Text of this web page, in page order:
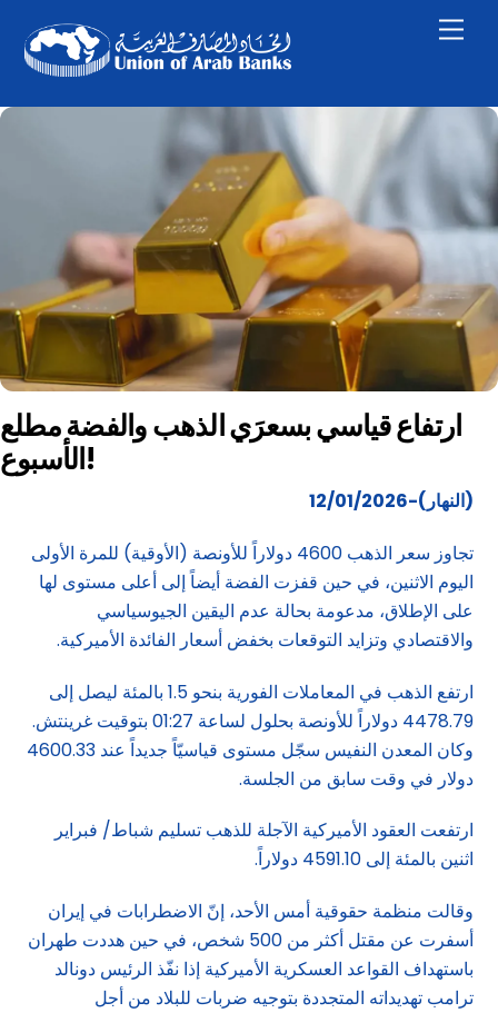
content
ارتفاع قياسي بسعرَي الذهب والفضة مطلع
الأسبوع!
(النهار)-12/01/2026
تجاوز سعر الذهب 4600 دولاراً للأونصة (الأوقية) للمرة الأولى
اليوم الاثنين، في حين قفزت الفضة أيضاً إلى أعلى مستوى لها
على الإطلاق، مدعومة بحالة عدم اليقين الجيوسياسي
والاقتصادي وتزايد التوقعات بخفض أسعار الفائدة الأميركية.
ارتفع الذهب في المعاملات الفورية بنحو 1.5 بالمئة ليصل إلى
4478.79 دولاراً للأونصة بحلول لساعة 01:27 بتوقيت غرينتش.
وكان المعدن النفيس سجّل مستوى قياسيّاً جديداً عند 4600.33
دولار في وقت سابق من الجلسة.
ارتفعت العقود الأميركية الآجلة للذهب تسليم شباط/ فبراير
اثنين بالمئة إلى 4591.10 دولاراً.
وقالت منظمة حقوقية أمس الأحد، إنّ الاضطرابات في إيران
أسفرت عن مقتل أكثر من 500 شخص، في حين هددت طهران
باستهداف القواعد العسكرية الأميركية إذا نفّذ الرئيس دونالد
ترامب تهديداته المتجددة بتوجيه ضربات للبلاد من أجل